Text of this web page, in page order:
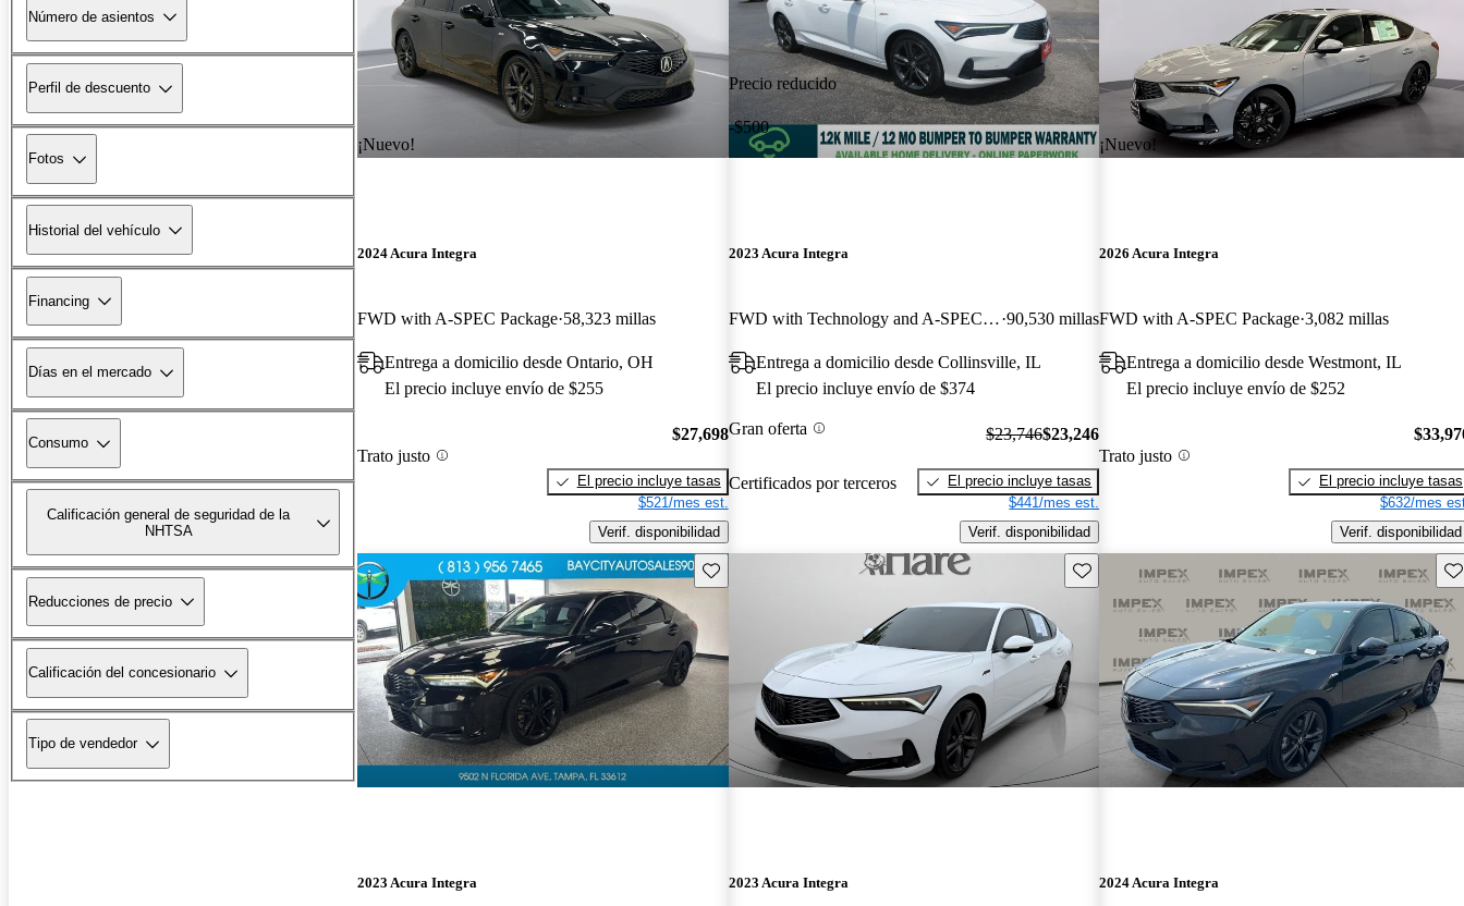
Número de asientos
Perfil de descuento
Fotos
Historial del vehículo
Financing
Días en el mercado
Consumo
Calificación general de seguridad de la
NHTSA
Reducciones de precio
Calificación del concesionario
Tipo de vendedor
¡Nuevo!
2024 Acura Integra
FWD with A-SPEC Package 58,323 millas
Entrega a domicilio desde Ontario, OH
El precio incluye envío de $255
Trato justo
$27,698
El precio incluye tasas
$521/mes est.
Verif. disponibilidad
Precio reducido
-$500
2023 Acura Integra
FWD with Technology and A-SPEC Package 90,530 millas
Entrega a domicilio desde Collinsville, IL
El precio incluye envío de $374
Gran oferta
Certificados por terceros
$23,746$23,246
El precio incluye tasas
$441/mes est.
Verif. disponibilidad
¡Nuevo!
2026 Acura Integra
FWD with A-SPEC Package 3,082 millas
Entrega a domicilio desde Westmont, IL
El precio incluye envío de $252
Trato justo
El precio incluye tasas
$632/mes
Verif. disponibilidad
Guarda este Aviso
2023 Acura Integra
Guarda este Aviso
2023 Acura Integra 2024 Acura Integra